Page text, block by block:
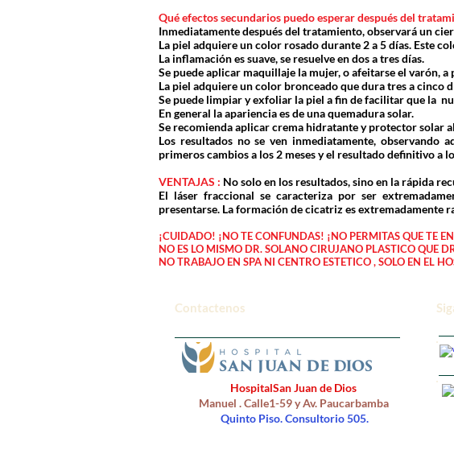
Qué efectos secundarios puedo esperar después del
Inmediatamente después del tratamiento, observará un
La piel adquiere un color rosado durante 2 a 5 días. Este
La inflamación es suave, se resuelve en dos a tres días.
Se puede aplicar maquillaje la mujer, o afeitarse el varón,
La piel adquiere un color bronceado que dura tres a cinco
Se puede limpiar y exfoliar la piel a fin de facilitar que la
En general la apariencia es de una quemadura solar.
Se recomienda aplicar crema hidratante y protector solar
Los resultados no se ven inmediatamente, observando
primeros cambios a los 2 meses y el resultado definitivo a
VENTAJAS : No solo en los resultados, sino en la rápida
El láser fraccional se caracteriza por ser
presentarse. La formación de cicatriz es extremadamente
¡CUIDADO! ¡NO TE CONFUNDAS! ¡NO PERMITAS QUE TE
NO ES LO MISMO DR. SOLANO CIRUJANO PLASTICO QUE
NO TRABAJO EN SPA NI CENTRO ESTETICO , SOLO EN EL
Contactenos
HospitalSan Juan de Dios
Manuel . Calle1-59 y Av. Paucarbamba
Quinto Piso. Consultorio 505.